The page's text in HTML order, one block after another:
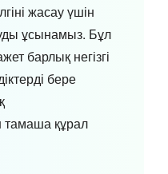
жасау үшін
ұсынамыз. Бұл
барлық негізгі
бере
құрал